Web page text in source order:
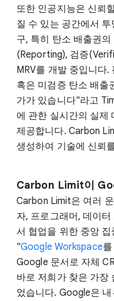
또한 인공지능은 신뢰
질 수 있는 공간에서
구, 특히 탄소 배출권
(Reporting), 검증
MRV를 개발 중입니다
혹은 미검증 탄소 배출
가가 있습니다"라고
에 관한 실시간의 실제
제공합니다. Carbon
생성하여 기술에 신뢰
Carbon Limit이
Carbon Limit은 여러
자, 프로그래머, 데이
서 협업을 위한 중앙
"Google Workspace
Google 문서로 자체
바로 저희가 찾은 가장
었습니다. Google은